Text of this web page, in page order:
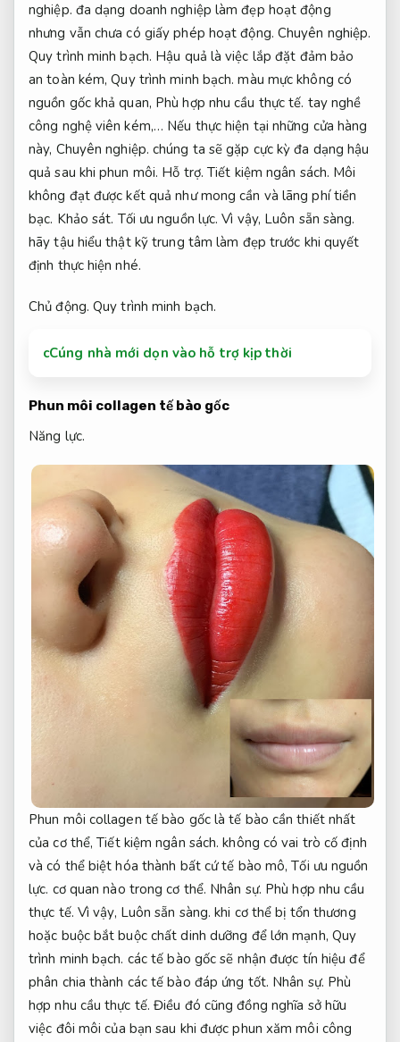
nghiệp. đa dạng doanh nghiệp làm đẹp hoạt động
nhưng vẫn chưa có giấy phép hoạt động. Chuyên nghiệp.
Quy trình minh bạch. Hậu quả là việc lắp đặt đảm bảo
an toàn kém,Quy trình minh bạch. màu mực không có
nguồn gốc khả quan, Phù hợp nhu cầu thực tế. tay nghề
công nghệ viên kém,… Nếu thực hiện tại những cửa hàng
này, Chuyên nghiệp. chúng ta sẽ gặp cực kỳ đa dạng hậu
quả sau khi phun môi. Hỗ trợ. Tiết kiệm ngân sách. Môi
không đạt được kết quả như mong cần và lãng phí tiền
bạc. Khảo sát. Tối ưu nguồn lực. Vì vậy, Luôn sẵn sàng.
hãy tậu hiểu thật kỹ trung tâm làm đẹp trước khi quyết
định thực hiện nhé.
Chủ động. Quy trình minh bạch.
cCúng nhà mới dọn vào hỗ trợ kịp thời
Phun môi collagen tế bào gốc
Năng lực.
Phun môi collagen tế bào gốc là tế bào cần thiết nhất
của cơ thể,Tiết kiệm ngân sách. không có vai trò cố định
và có thể biệt hóa thành bất cứ tế bào mô,Tối ưu nguồn
lực. cơ quan nào trong cơ thể. Nhân sự. Phù hợp nhu cầu
thực tế. Vì vậy, Luôn sẵn sàng. khi cơ thể bị tổn thương
hoặc buộc bắt buộc chất dinh dưỡng để lớn mạnh, Quy
trình minh bạch. các tế bào gốc sẽ nhận được tín hiệu để
phân chia thành các tế bào đáp ứng tốt. Nhân sự. Phù
hợp nhu cầu thực tế. Điều đó cũng đồng nghĩa sở hữu
việc đôi môi của bạn sau khi được phun xăm môi công